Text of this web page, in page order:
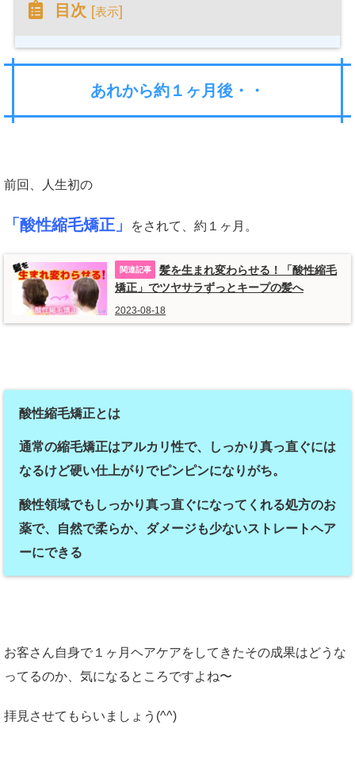
目次 [表示]
あれから約１ヶ月後・・
前回、人生初の
「酸性縮毛矯正」 をされて、約１ヶ月。
髪を生まれ変わらせる！「酸性縮毛
矯正」でツヤサラずっとキープの髪へ
2023-08-18
酸性縮毛矯正とは
通常の縮毛矯正はアルカリ性で、しっかり真っ直ぐには
なるけど硬い仕上がりでピンピンになりがち。
酸性領域でもしっかり真っ直ぐになってくれる処方のお
薬で、自然で柔らか、ダメージも少ないストレートヘア
ーにできる
お客さん自身で１ヶ月ヘアケアをしてきたその成果はどうな
ってるのか、気になるところですよね〜
拝見させてもらいましょう(^^)